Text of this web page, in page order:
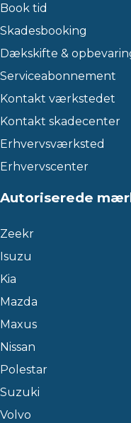
Book tid
Skadesbooking
Dækskifte &
Serviceabonnement
Kontakt værkstedet
Kontakt skadecenter
Erhvervsværksted
Erhvervscenter
Autoriserede
Zeekr
Isuzu
Kia
Mazda
Maxus
Nissan
Polestar
Suzuki
Volvo